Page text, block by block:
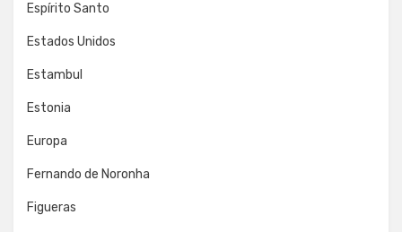
Espírito Santo
Estados Unidos
Estambul
Estonia
Europa
Fernando de Noronha
Figueras